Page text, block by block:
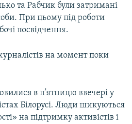
та Рабчик були затримані
При цьому під роботи
посвідчення.
на момент поки
в п’ятницю ввечері у
Білорусі. Люди шикуються
на підтримку активістів і